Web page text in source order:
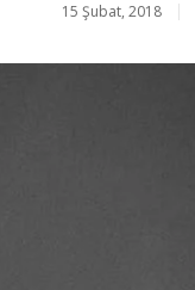
15 Şubat, 2018